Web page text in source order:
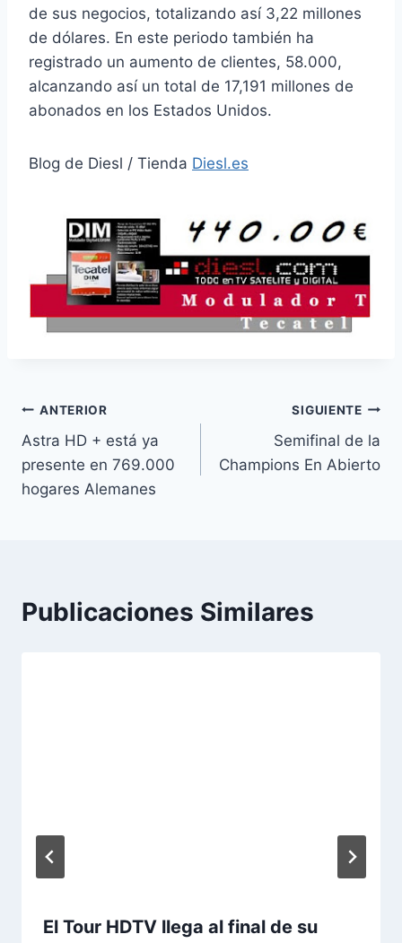
de sus negocios, totalizando así 3,22 millones
de dólares. En este periodo también ha
registrado un aumento de clientes, 58.000,
alcanzando así un total de 17,191 millones de
abonados en los Estados Unidos.
Blog de Diesl / Tienda Diesl.es
Navegación
de
entradas
ANTERIOR
Astra HD + está ya
presente en 769.000
hogares Alemanes
SIGUIENTE
Semifinal de la
Champions En Abierto
Publicaciones Similares
El Tour HDTV llega al final de su